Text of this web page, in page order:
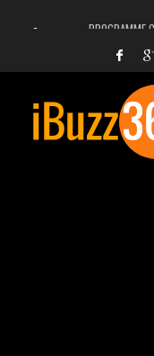
PROGRAMME
FACEBOOK,
UNE VIDÉO 4K
DÉCÈS DE L’EX-